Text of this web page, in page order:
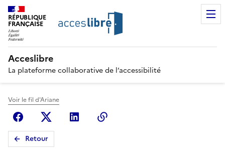
RÉPUBLIQUE
FRANÇAISE
Acceslibre
La plateforme collaborative de l’accessibilité
Voir le fil d'Ariane
FacebookX (anciennement Twitter)
Linkedin
Retour